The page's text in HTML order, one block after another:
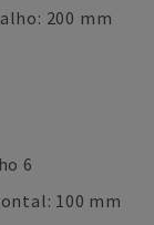
200 mm
6
100 mm